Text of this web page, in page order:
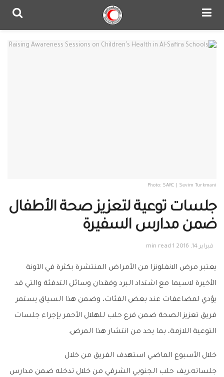
Photo: SARC | Sevim Turkmani
جلسات توعية لتعزيز صحة ‫‏الأطفال‬
ضمن مدارس ‏السفيرة‬
فبراير 14, 2016 1 min read
يعتبر مرض الانفلونزا من الأمراض المنتشرة بكثرة في الآونة
الأخيرة لاسيما مع اشتداد البرد وفقدان وسائل التدفئة والتي قد
يؤدي لمضاعفات عند بعض الفئات، وضمن هذا السياق يستمر
فريق تعزيز الصحة ضمن فرع حلب للهلال الأحمر بإجراء جلسات
التوعية اللازمة، بما يحد من انتشار هذا المرض.
خلال الأسبوع الماضي استهدف الفريق من خلال
جلساته،ريف حلب الجنوبي الشرقي من خلال تدخله ضمن مدارس